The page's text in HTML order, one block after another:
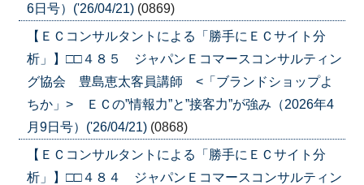
6日号）('26/04/21) (0869)
【ＥＣコンサルタントによる「勝手にＥＣサイト分
析」】□□４８５ ジャパンＥコマースコンサルティン
グ協会 豊島恵太客員講師 <「ブランドショップよ
ちか」> ＥＣの”情報力”と”接客力”が強み（2026年4
月9日号）('26/04/21) (0868)
【ＥＣコンサルタントによる「勝手にＥＣサイト分
析」】□□４８４ ジャパンＥコマースコンサルティン